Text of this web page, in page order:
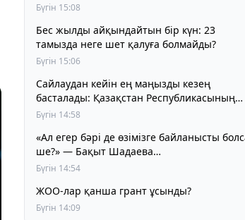
Бүгін 15:08
Бес жылды айқындайтын бір күн: 23
тамызда неге шет қалуға болмайды?
Бүгін 15:06
Сайлаудан кейін ең маңызды кезең
басталады: Қазақстан Республикасының
алғашқы Құрылтайы қалай жұмыс істейді?
Бүгін 14:58
«Ал егер бәрі де өзімізге байланысты
ше?» — Бақыт Шадаева
қазақстандықтарды тоқтап, ойлануға
Бүгін 14:54
ЖОО-лар қанша грант ұсынды?
Бүгін 14:09